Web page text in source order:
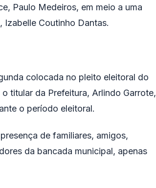
Paulo Medeiros, em meio a uma
Izabelle Coutinho Dantas.
colocada no pleito eleitoral do
titular da Prefeitura, Arlindo Garrote,
o período eleitoral.
de familiares, amigos,
da bancada municipal, apenas